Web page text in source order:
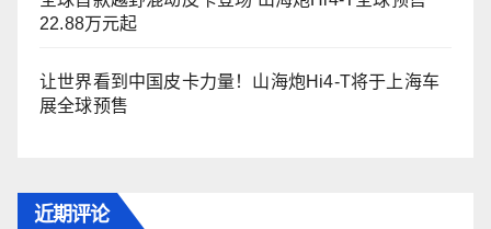
22.88万元起
让世界看到中国皮卡力量！山海炮Hi4-T将于上海车
展全球预售
近期评论